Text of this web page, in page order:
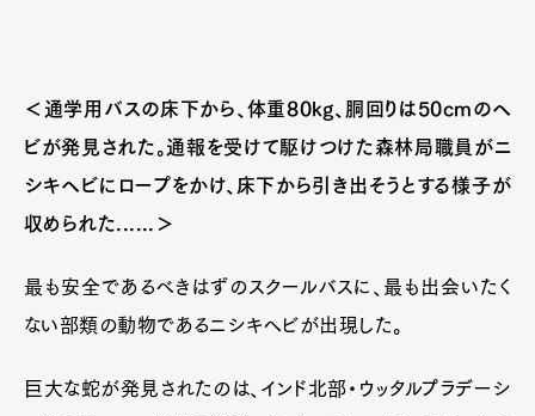
＜通学用バスの床下から、体重80kg、胴回りは50cmのヘ
ビが発見された。通報を受けて駆けつけた森林局職員がニ
シキヘビにロープをかけ、床下から引き出そうとする様子が
収められた......＞
最も安全であるべきはずのスクールバスに、最も出会いたく
ない部類の動物であるニシキヘビが出現した。
巨大な蛇が発見されたのは、インド北部・ウッタルプラデーシ